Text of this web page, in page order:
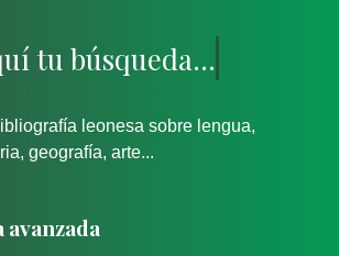
leonesa sobre lengua,
geografía, arte...
avanzada